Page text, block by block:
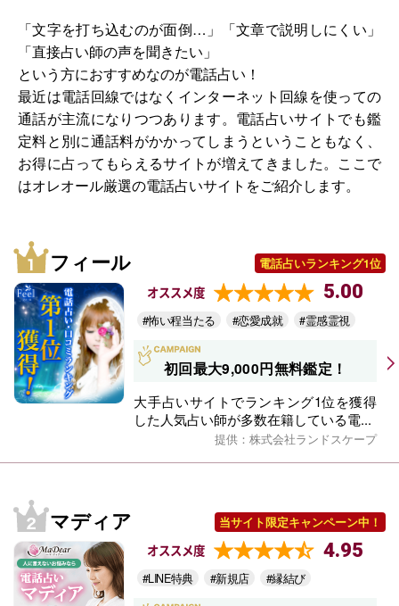
「文字を打ち込むのが面倒…」「文章で説明しにくい」
「直接占い師の声を聞きたい」
という方におすすめなのが電話占い！
最近は電話回線ではなくインターネット回線を使っての
通話が主流になりつつあります。電話占いサイトでも鑑
定料と別に通話料がかかってしまうということもなく、
お得に占ってもらえるサイトが増えてきました。ここで
はオレオール厳選の電話占いサイトをご紹介します。
フィール 電話占いランキング1位
オススメ度 5.00
#怖い程当たる #恋愛成就 #霊感霊視
初回最大9,000円無料鑑定！
大手占いサイトでランキング1位を獲得
した人気占い師が多数在籍している電...
提供：株式会社ランドスケープ
マディア 当サイト限定キャンペーン中！
オススメ度 4.95
#LINE特典 #新規店 #縁結び